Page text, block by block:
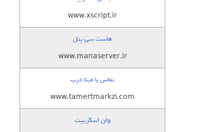
www.xscript.ir
هاست سی پنل
www.manaserver.ir
تماس با مینا درب
www.tamertmarkzi.com
وان اسکریپت